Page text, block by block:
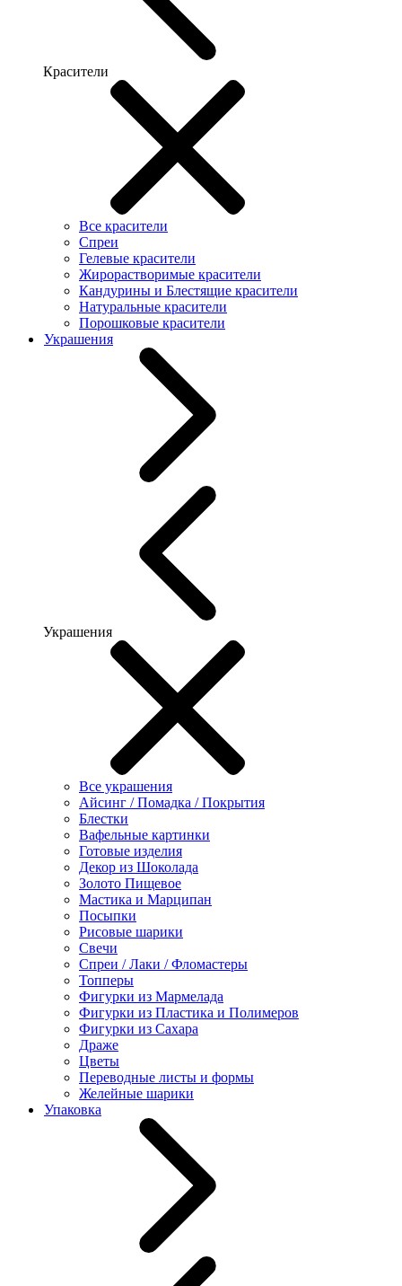
Красители
Все красители
Спреи
Гелевые красители
Жирорастворимые красители
Кандурины и Блестящие красители
Натуральные красители
Порошковые красители
Украшения
Украшения
Все украшения
Айсинг / Помадка / Покрытия
Блестки
Вафельные картинки
Готовые изделия
Декор из Шоколада
Золото Пищевое
Мастика и Марципан
Посыпки
Рисовые шарики
Свечи
Спреи / Лаки / Фломастеры
Топперы
Фигурки из Мармелада
Фигурки из Пластика и Полимеров
Фигурки из Сахара
Драже
Цветы
Переводные листы и формы
Желейные шарики
Упаковка